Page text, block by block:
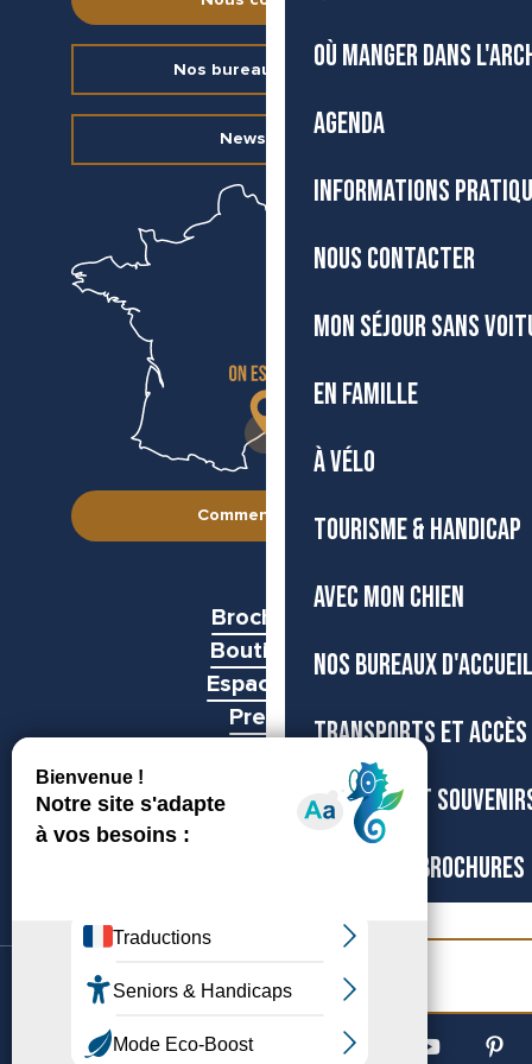
OÙ MANGER DANS
AGENDA
INFORMATIONS
NOUS CONTACTER
MON SÉJOUR SANS
EN FAMILLE
À VÉLO
TOURISME & HANDICAP
AVEC MON CHIEN
NOS BUREAUX D'ACCUEIL
TRANSPORTS ET ACCÈS
BOUTIQUE ET
CARTES ET BROCHURES
Nos bureaux d’accueil
Newsletter
Comment venir ?
Brochures
Boutiques
Espace pro
Presse
©Archipel de Thau, 2026Accessibilité
Mentions légales